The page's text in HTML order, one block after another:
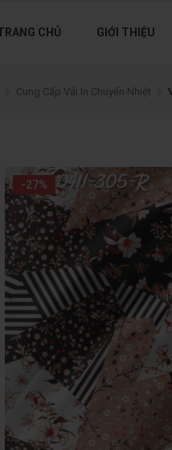
CHỦ GIỚI THIỆU
Cung Cấp Vải In Chuyển Nhiệt
-27%